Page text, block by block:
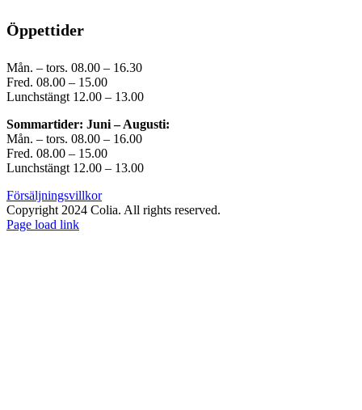
Öppettider
Mån. – tors. 08.00 – 16.30
Fred. 08.00 – 15.00
Lunchstängt 12.00 – 13.00
Sommartider: Juni – Augusti:
Mån. – tors. 08.00 – 16.00
Fred. 08.00 – 15.00
Lunchstängt 12.00 – 13.00
Försäljningsvillkor
Copyright 2024 Colia. All rights reserved.
Page load link